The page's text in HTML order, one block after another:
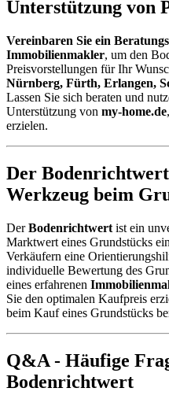
Unterstützung von
Vereinbaren Sie ein
Immobilienmakler, um den
Preisvorstellungen für Ihr
Nürnberg, Fürth, Erlangen,
Lassen Sie sich beraten und
Unterstützung von my-home.de
erzielen.
Der
Werkzeug beim
DerBodenrichtwert ist ein
Marktwert eines Grundstücks
Verkäufern eine
individuelle Bewertung des
eines erfahrenen
Sie den optimalen Kaufpreis
beim Kauf eines Grundstücks
Q&A - Häufige
Bodenrichtwert